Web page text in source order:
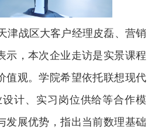
津战区大客户经理皮磊、营销
示，本次企业走访是实景课程
值观。学院希望依托联想现代
计、实习岗位供给等合作模
发展优势，指出当前数理基础